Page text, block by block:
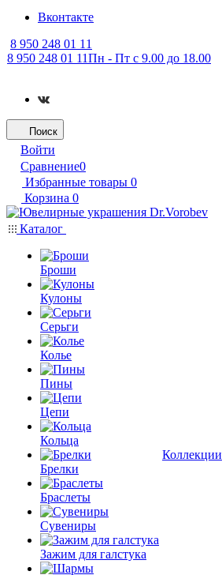
Вконтакте
8 950 248 01 11
8 950 248 01 11Пн - Пт с 9.00 до 18.00
Поиск
Войти
Сравнение0
Избранные товары 0
Корзина 0
Каталог
Броши
Кулоны
Серьги
Колье
Пины
Цепи
Кольца
Брелки
Браслеты
Сувениры
Зажим для галстука
Коллекции